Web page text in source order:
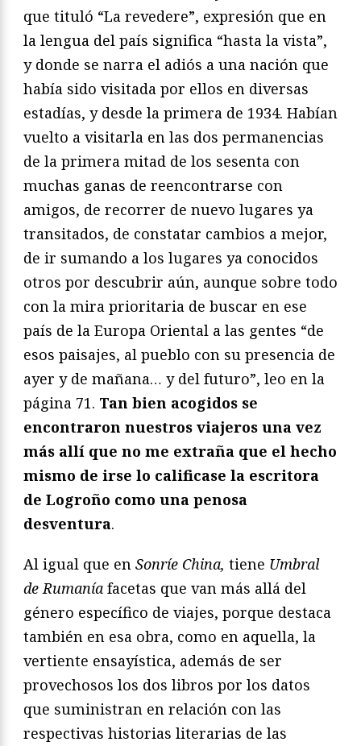
que tituló “La revedere”, expresión que en
la lengua del país significa “hasta la vista”,
y donde se narra el adiós a una nación que
había sido visitada por ellos en diversas
estadías, y desde la primera de 1934. Habían
vuelto a visitarla en las dos permanencias
de la primera mitad de los sesenta con
muchas ganas de reencontrarse con
amigos, de recorrer de nuevo lugares ya
transitados, de constatar cambios a mejor,
de ir sumando a los lugares ya conocidos
otros por descubrir aún, aunque sobre todo
con la mira prioritaria de buscar en ese
país de la Europa Oriental a las gentes “de
esos paisajes, al pueblo con su presencia de
ayer y de mañana… y del futuro”, leo en la
página 71. Tan bien acogidos se
encontraron nuestros viajeros una vez
más allí que no me extraña que el hecho
mismo de irse lo calificase la escritora
de Logroño como una penosa
desventura.
Al igual que en Sonríe China, tiene Umbral
de Rumanía facetas que van más allá del
género específico de viajes, porque destaca
también en esa obra, como en aquella, la
vertiente ensayística, además de ser
provechosos los dos libros por los datos
que suministran en relación con las
respectivas historias literarias de las